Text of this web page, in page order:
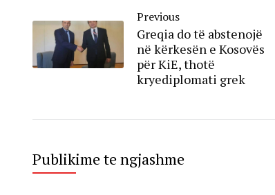
Previous
Greqia do të abstenojë
në kërkesën e Kosovës
për KiE, thotë
kryediplomati grek
Publikime te ngjashme